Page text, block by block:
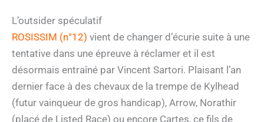
L’outsider spéculatif
ROSISSIM (n°12) vient de changer d’écurie suite à une
tentative dans une épreuve à réclamer et il est
désormais entraîné par Vincent Sartori. Plaisant l’an
dernier face à des chevaux de la trempe de Kylhead
(futur vainqueur de gros handicap), Arrow, Norathir
(placé de Listed Race) ou encore Cartes, ce fils de